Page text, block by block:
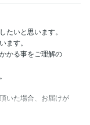
たいと思います。
ます。
かる事をご理解の
いた場合、お届けが
発生する事をご理